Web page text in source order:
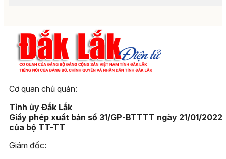
Cơ quan chủ quản:
Tỉnh ủy Đắk Lắk
Giấy phép xuất bản số 31/GP-BTTTT ngày 21/01/2022
của bộ TT-TT
Giám đốc: